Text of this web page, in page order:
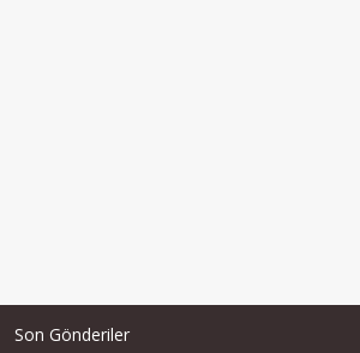
Son Gönderiler